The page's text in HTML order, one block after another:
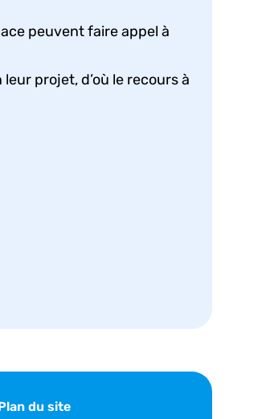
peuvent faire appel à
projet, d’où le recours à
du site